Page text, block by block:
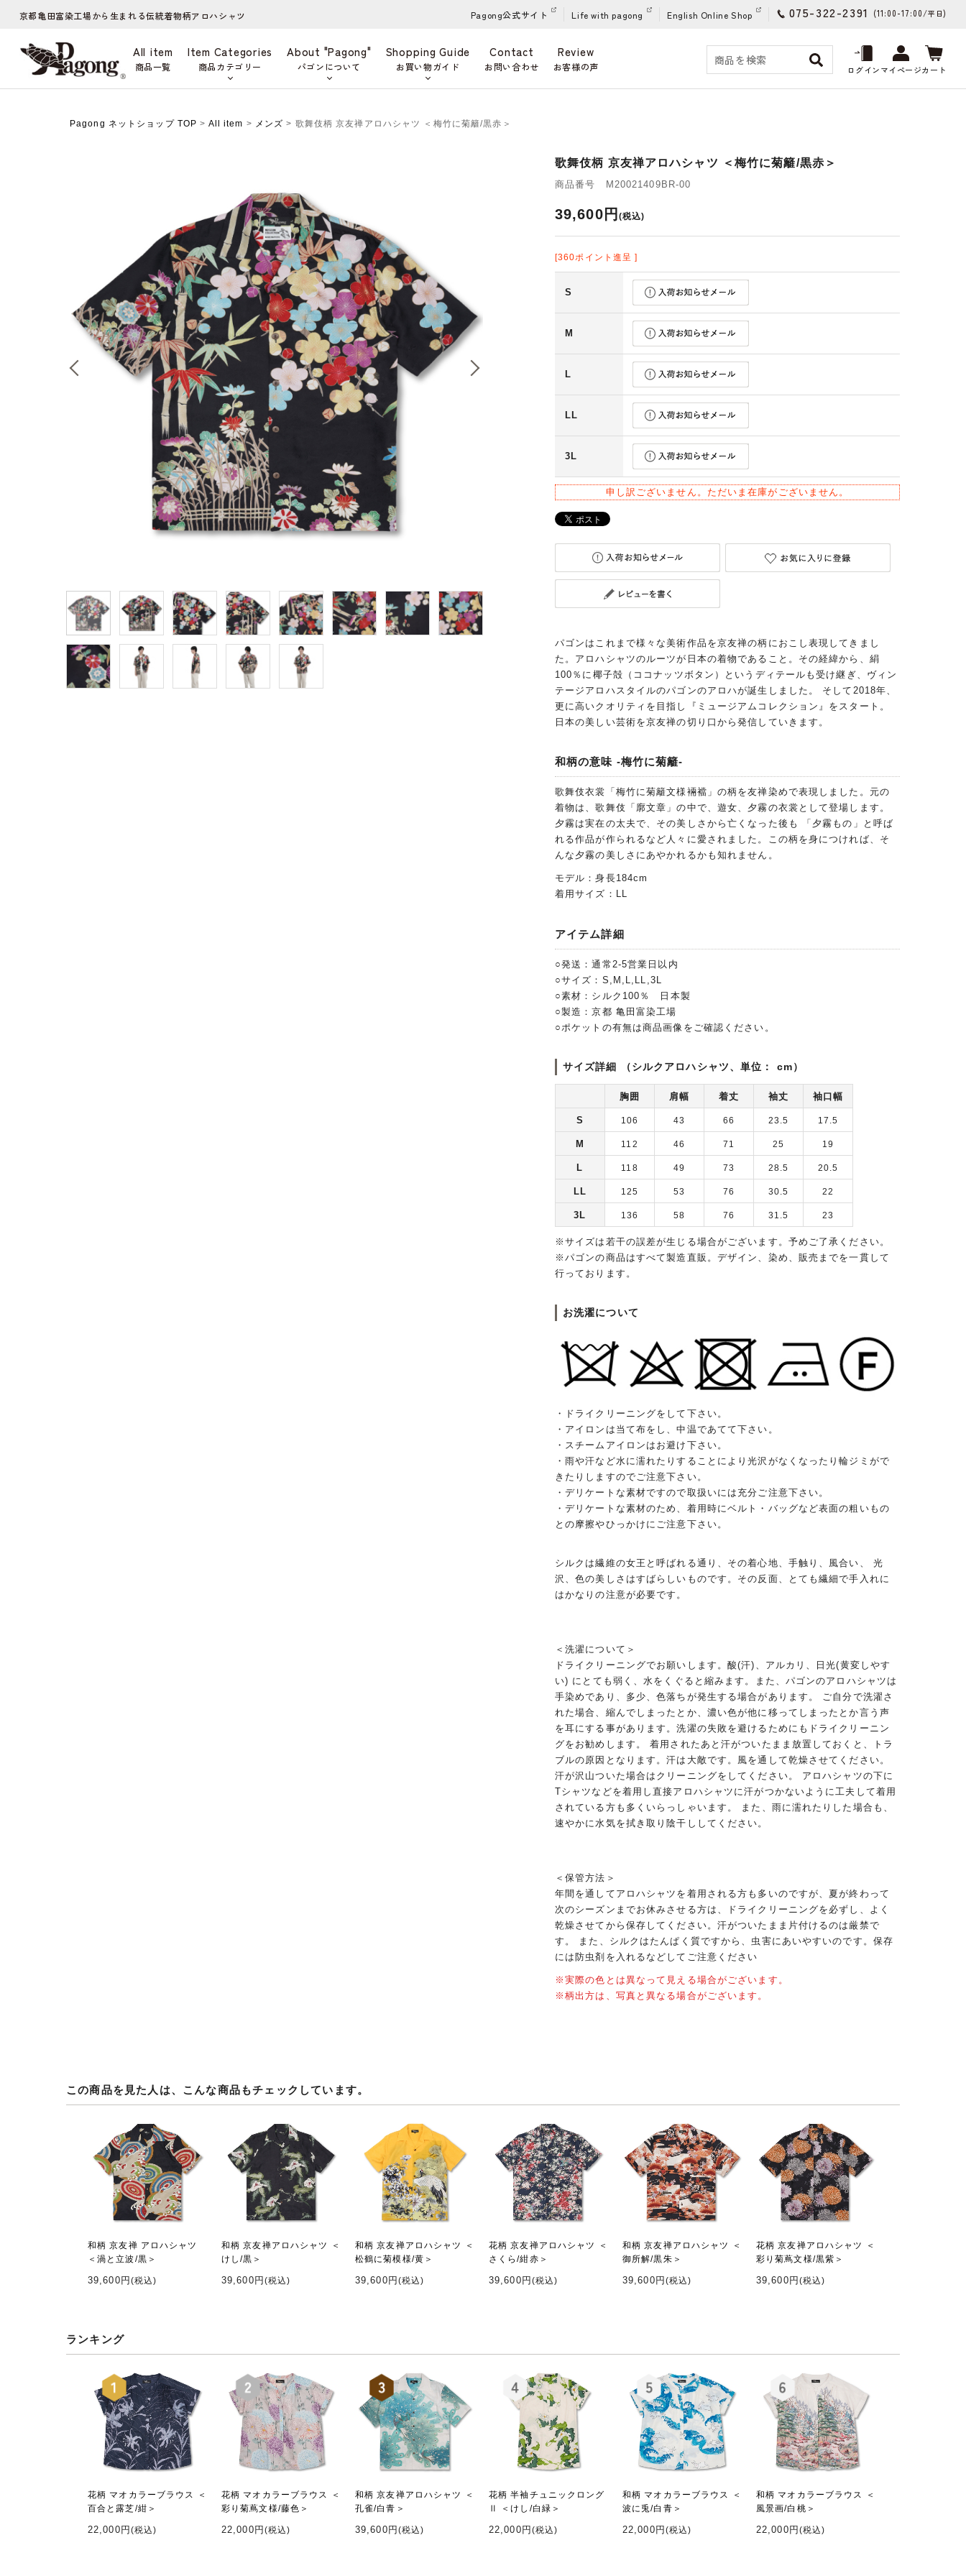
京都亀田富染工場から生まれる伝統着物柄アロハシャツ Pagong公式サイト Life with pagong English Online Shop 075-322-2391 (11:00-17:00/平日)
All item
商品一覧
Item Categories
商品カテゴリー
About "Pagong"
パゴンについて
Shopping Guide
お買い物ガイド
Contact
お問い合わせ
Review
お客様の声 ログインマイページカート
Pagong ネットショップ TOP > All item > メンズ > 歌舞伎柄 京友禅アロハシャツ ＜梅竹に菊籬/黒赤＞
歌舞伎柄 京友禅アロハシャツ ＜梅竹に菊籬/黒赤＞
商品番号 M20021409BR-00
39,600円 (税込)
[360ポイント進呈 ]
S
M
L
LL
3L
申し訳ございません。ただいま在庫がございません。
パゴンはこれまで様々な美術作品を京友禅の柄におこし表現してきまし
た。アロハシャツのルーツが日本の着物であること。その経緯から、絹
100％に椰子殻（ココナッツボタン）というディテールも受け継ぎ、ヴィン
テージアロハスタイルのパゴンのアロハが誕生しました。 そして2018年、
更に高いクオリティを目指し『ミュージアムコレクション』をスタート。
日本の美しい芸術を京友禅の切り口から発信していきます。
和柄の意味 -梅竹に菊籬-
歌舞伎衣裳「梅竹に菊籬文様裲襠」の柄を友禅染めで表現しました。元の
着物は、歌舞伎「廓文章」の中で、遊女、夕霧の衣裳として登場します。
夕霧は実在の太夫で、その美しさから亡くなった後も 「夕霧もの」と呼ば
れる作品が作られるなど人々に愛されました。この柄を身につければ、そ
んな夕霧の美しさにあやかれるかも知れません。
モデル：身長184cm
着用サイズ：LL
アイテム詳細
○発送：通常2-5営業日以内
○サイズ：S,M,L,LL,3L
○素材：シルク100％ 日本製
○製造：京都 亀田富染工場
○ポケットの有無は商品画像をご確認ください。
サイズ詳細 （シルクアロハシャツ、単位： cm）
胸囲 肩幅 着丈 袖丈 袖口幅
S 106 43 66 23.5 17.5
M 112 46 71 25 19
L 118 49 73 28.5 20.5
LL 125 53 76 30.5 22
3L 136 58 76 31.5 23
※サイズは若干の誤差が生じる場合がございます。予めご了承ください。
※パゴンの商品はすべて製造直販。デザイン、染め、販売までを一貫して
行っております。
お洗濯について
・ドライクリーニングをして下さい。
・アイロンは当て布をし、中温であてて下さい。
・スチームアイロンはお避け下さい。
・雨や汗など水に濡れたりすることにより光沢がなくなったり輪ジミがで
きたりしますのでご注意下さい。
・デリケートな素材ですので取扱いには充分ご注意下さい。
・デリケートな素材のため、着用時にベルト・バッグなど表面の粗いもの
との摩擦やひっかけにご注意下さい。
シルクは繊維の女王と呼ばれる通り、その着心地、手触り、風合い、 光
沢、色の美しさはすばらしいものです。その反面、とても繊細で手入れに
はかなりの注意が必要です。
＜洗濯について＞
ドライクリーニングでお願いします。酸(汗)、アルカリ、日光(黄変しやす
い) にとても弱く、水をくぐると縮みます。また、パゴンのアロハシャツは
手染めであり、多少、色落ちが発生する場合があります。 ご自分で洗濯さ
れた場合、縮んでしまったとか、濃い色が他に移ってしまったとか言う声
を耳にする事があります。洗濯の失敗を避けるためにもドライクリーニン
グをお勧めします。 着用されたあと汗がついたまま放置しておくと、トラ
ブルの原因となります。汗は大敵です。風を通して乾燥させてください。
汗が沢山ついた場合はクリーニングをしてください。 アロハシャツの下に
Tシャツなどを着用し直接アロハシャツに汗がつかないように工夫して着用
されている方も多くいらっしゃいます。 また、雨に濡れたりした場合も、
速やかに水気を拭き取り陰干ししてください。
＜保管方法＞
年間を通してアロハシャツを着用される方も多いのですが、夏が終わって
次のシーズンまでお休みさせる方は、ドライクリーニングを必ずし、よく
乾燥させてから保存してください。汗がついたまま片付けるのは厳禁で
す。 また、シルクはたんぱく質ですから、虫害にあいやすいのです。保存
には防虫剤を入れるなどしてご注意ください
※実際の色とは異なって見える場合がございます。
※柄出方は、写真と異なる場合がございます。
この商品を見た人は、こんな商品もチェックしています。
和柄 京友禅 アロハシャツ
＜渦と立波/黒＞
39,600円 (税込)
和柄 京友禅アロハシャツ ＜
けし/黒＞
39,600円 (税込)
和柄 京友禅アロハシャツ ＜
松鶴に菊模様/黄＞
39,600円 (税込)
花柄 京友禅アロハシャツ ＜
さくら/紺赤＞
39,600円 (税込)
和柄 京友禅アロハシャツ ＜
御所解/黒朱＞
39,600円 (税込)
花柄 京友禅アロハシャツ ＜
彩り菊蔦文様/黒紫＞
39,600円 (税込)
ランキング
花柄 マオカラーブラウス ＜
百合と露芝/紺＞
22,000円 (税込)
花柄 マオカラーブラウス ＜
彩り菊蔦文様/藤色＞
22,000円 (税込)
和柄 京友禅アロハシャツ ＜
孔雀/白青＞
39,600円 (税込)
花柄 半袖チュニックロング
Ⅱ ＜けし/白緑＞
22,000円 (税込)
和柄 マオカラーブラウス ＜
波に兎/白青＞
22,000円 (税込)
和柄 マオカラーブラウス ＜
風景画/白桃＞
22,000円 (税込)